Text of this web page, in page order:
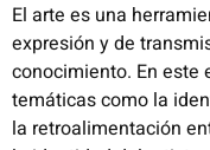
El arte es una
expresión y de
conocimiento. En este
temáticas como la
la retroalimentación